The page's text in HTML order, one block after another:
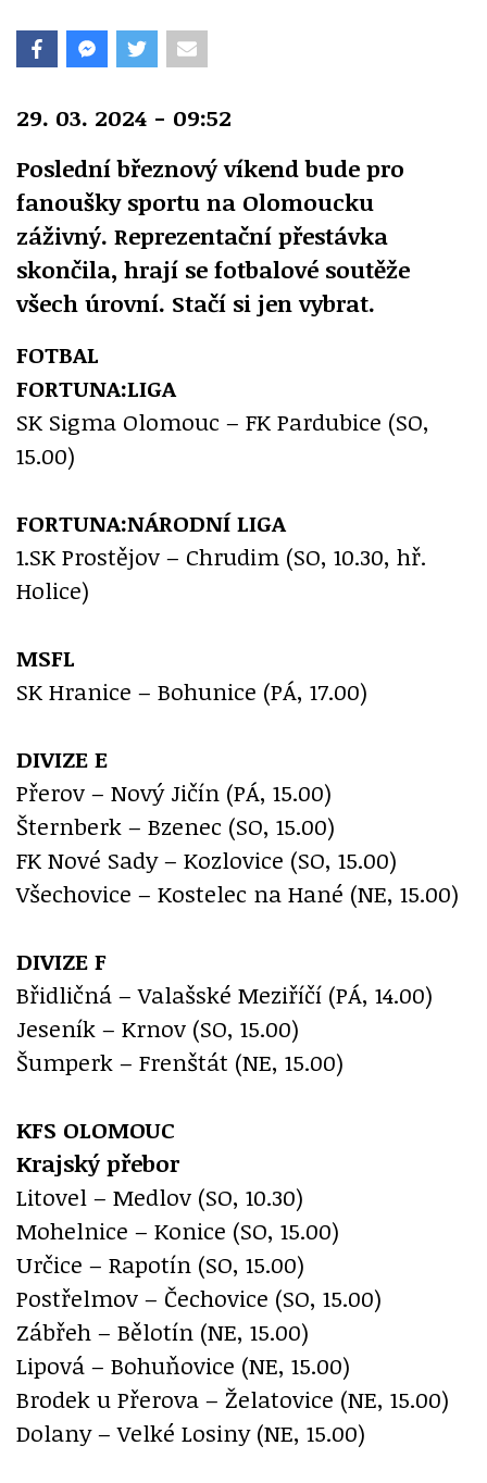
29. 03. 2024 - 09:52
Poslední březnový víkend bude pro
fanoušky sportu na Olomoucku
záživný. Reprezentační přestávka
skončila, hrají se fotbalové soutěže
všech úrovní. Stačí si jen vybrat.
FOTBAL
FORTUNA:LIGA
SK Sigma Olomouc – FK Pardubice (SO,
15.00)
FORTUNA:NÁRODNÍ LIGA
1.SK Prostějov – Chrudim (SO, 10.30, hř.
Holice)
MSFL
SK Hranice – Bohunice (PÁ, 17.00)
DIVIZE E
Přerov – Nový Jičín (PÁ, 15.00)
Šternberk – Bzenec (SO, 15.00)
FK Nové Sady – Kozlovice (SO, 15.00)
Všechovice – Kostelec na Hané (NE, 15.00)
DIVIZE F
Břidličná – Valašské Meziříčí (PÁ, 14.00)
Jeseník – Krnov (SO, 15.00)
Šumperk – Frenštát (NE, 15.00)
KFS OLOMOUC
Krajský přebor
Litovel – Medlov (SO, 10.30)
Mohelnice – Konice (SO, 15.00)
Určice – Rapotín (SO, 15.00)
Postřelmov – Čechovice (SO, 15.00)
Zábřeh – Bělotín (NE, 15.00)
Lipová – Bohuňovice (NE, 15.00)
Brodek u Přerova – Želatovice (NE, 15.00)
Dolany – Velké Losiny (NE, 15.00)